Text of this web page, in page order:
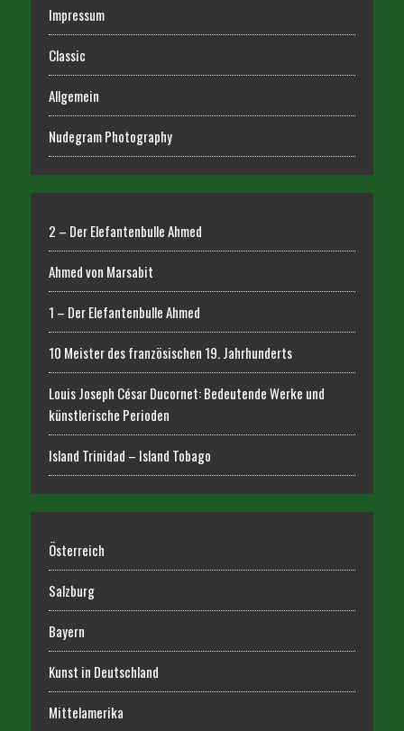
Impressum
Classic
Allgemein
Nudegram Photography
2 – Der Elefantenbulle Ahmed
Ahmed von Marsabit
1 – Der Elefantenbulle Ahmed
10 Meister des französischen 19. Jahrhunderts
Louis Joseph César Ducornet: Bedeutende Werke und
künstlerische Perioden
Island Trinidad – Island Tobago
Österreich
Salzburg
Bayern
Kunst in Deutschland
Mittelamerika